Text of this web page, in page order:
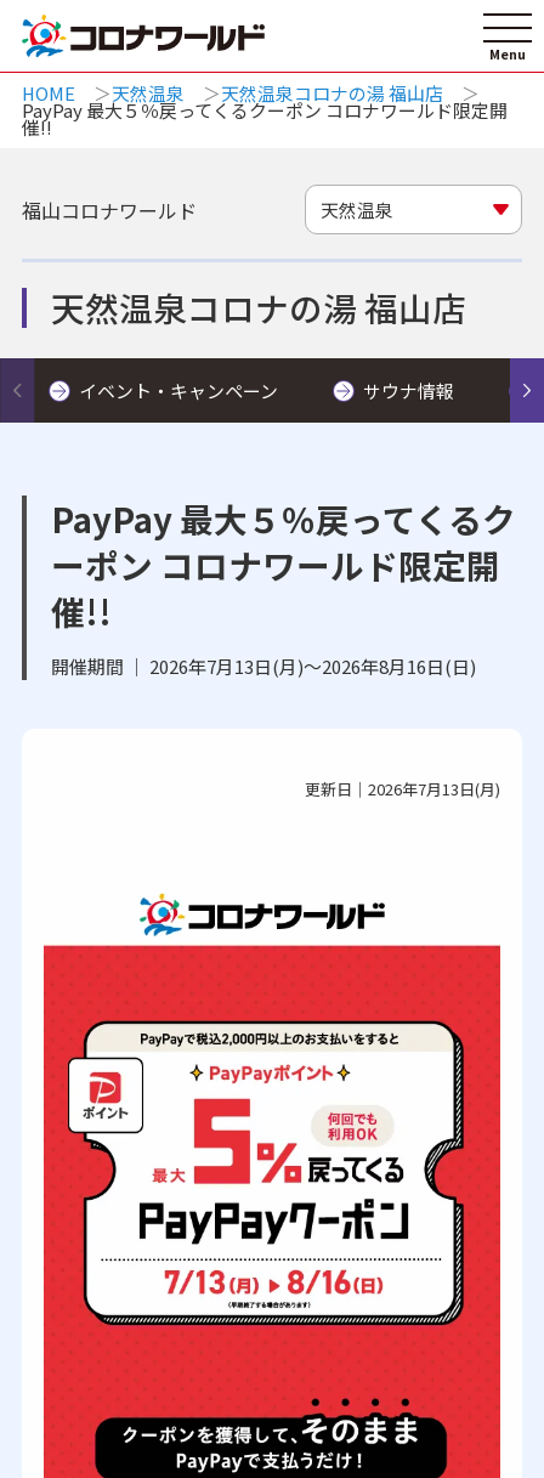
HOME 天然温泉 天然温泉コロナの湯 福山店
PayPay 最大５％戻ってくるクーポン コロナワールド限定開
催!!
天然温泉コロナの湯 福山店
福山コロナワールド 天然温泉
イベント・キャンペーン サウナ情報
PayPay 最大５％戻ってくるク
ーポン コロナワールド限定開
催!!
開催期間 ｜ 2026年7月13日(月)～2026年8月16日(日)
更新日｜2026年7月13日(月)